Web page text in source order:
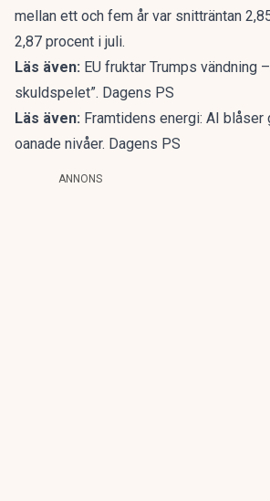
mellan ett och fem år var snitträntan
2,87 procent i juli.
Läs även: EU fruktar Trumps vändning
skuldspelet”. Dagens PS
Läs även: Framtidens energi: AI blåser
oanade nivåer. Dagens PS
ANNONS